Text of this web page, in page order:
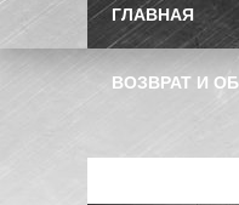
ГЛАВНАЯ
ВОЗВРАТ И